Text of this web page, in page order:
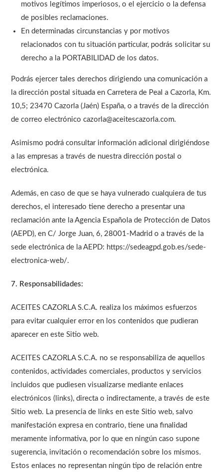
motivos legítimos imperiosos, o el ejercicio o la defensa
de posibles reclamaciones.
En determinadas circunstancias y por motivos
relacionados con tu situación particular, podrás solicitar su
derecho a la PORTABILIDAD de los datos.
Podrás ejercer tales derechos dirigiendo una comunicación a
la dirección postal situada en Carretera de Peal a Cazorla, Km.
10,5; 23470 Cazorla (Jaén) España, o a través de la dirección
de correo electrónico cazorla@aceitescazorla.com.
Asimismo podrá consultar información adicional dirigiéndose
a las empresas a través de nuestra dirección postal o
electrónica.
Además, en caso de que se haya vulnerado cualquiera de tus
derechos, el interesado tiene derecho a presentar una
reclamación ante la Agencia Española de Protección de Datos
(AEPD), en C/ Jorge Juan, 6, 28001-Madrid o a través de la
sede electrónica de la AEPD: https://sedeagpd.gob.es/sede-
electronica-web/.
7. Responsabilidades:
ACEITES CAZORLA S.C.A. realiza los máximos esfuerzos
para evitar cualquier error en los contenidos que pudieran
aparecer en este Sitio web.
ACEITES CAZORLA S.C.A. no se responsabiliza de aquellos
contenidos, actividades comerciales, productos y servicios
incluidos que pudiesen visualizarse mediante enlaces
electrónicos (links), directa o indirectamente, a través de este
Sitio web. La presencia de links en este Sitio web, salvo
manifestación expresa en contrario, tiene una finalidad
meramente informativa, por lo que en ningún caso supone
sugerencia, invitación o recomendación sobre los mismos.
Estos enlaces no representan ningún tipo de relación entre